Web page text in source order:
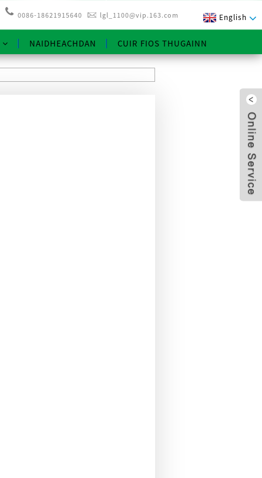
0086-18621915640 lgl_1100@vip.163.com English
NAIDHEACHDAN CUIR FIOS THUGAINN